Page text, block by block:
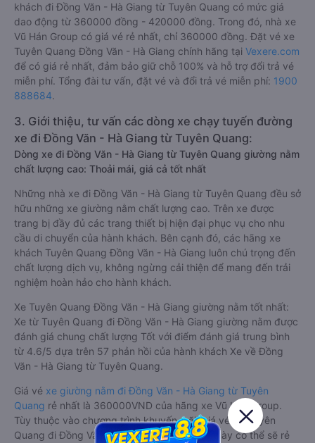
khách đi Đồng Văn - Hà Giang từ Tuyên Quang có mức giá
dao động từ 360000 đồng - 420000 đồng. Trong đó, nhà xe
Vũ Hán Group có giá vé rẻ nhất, chỉ 360000 đồng. Đặt vé xe
Tuyên Quang Đồng Văn - Hà Giang chính hãng tại Vexere.com
để có giá rẻ nhất, đảm bảo giữ chỗ 100% và hỗ trợ đổi trả vé
miễn phí. Tổng đài tư vấn, đặt vé và đổi trả vé miễn phí: 1900
888684.
3. Giới thiệu, tư vấn các dòng xe chạy tuyến đường
xe đi Đồng Văn - Hà Giang từ Tuyên Quang:
Dòng xe đi Đồng Văn - Hà Giang từ Tuyên Quang giường nằm
chất lượng cao: Thoải mái, giá cả tốt nhất
Những nhà xe đi Đồng Văn - Hà Giang từ Tuyên Quang đều sở
hữu những xe giường nằm chất lượng cao. Trên xe được
trang bị đầy đủ các trang thiết bị hiện đại phục vụ cho nhu
cầu di chuyển của hành khách. Bên cạnh đó, các hãng xe
khách Tuyên Quang Đồng Văn - Hà Giang luôn chú trọng đến
chất lượng dịch vụ, không ngừng cải thiện để mang đến trải
nghiệm hoàn hảo cho hành khách.
Xe Tuyên Quang Đồng Văn - Hà Giang giường nằm tốt nhất:
Xe từ Tuyên Quang đi Đồng Văn - Hà Giang giường nằm được
đánh giá chung chất lượng Tốt với điểm đánh giá trung bình
từ 4.6/5 dựa trên 57 phản hồi của hành khách Xe về Đồng
Văn - Hà Giang từ Tuyên Quang.
Giá vé xe giường nằm đi Đồng Văn - Hà Giang từ Tuyên
Quang rẻ nhất là 360000VND của hãng xe Vũ Hán Group.
Tùy thuộc vào chương trình khuyến mãi, giá vé Xe Tuyên
Quang đi Đồng Văn - Hà Giang giường nằm này có thể sẽ rẻ